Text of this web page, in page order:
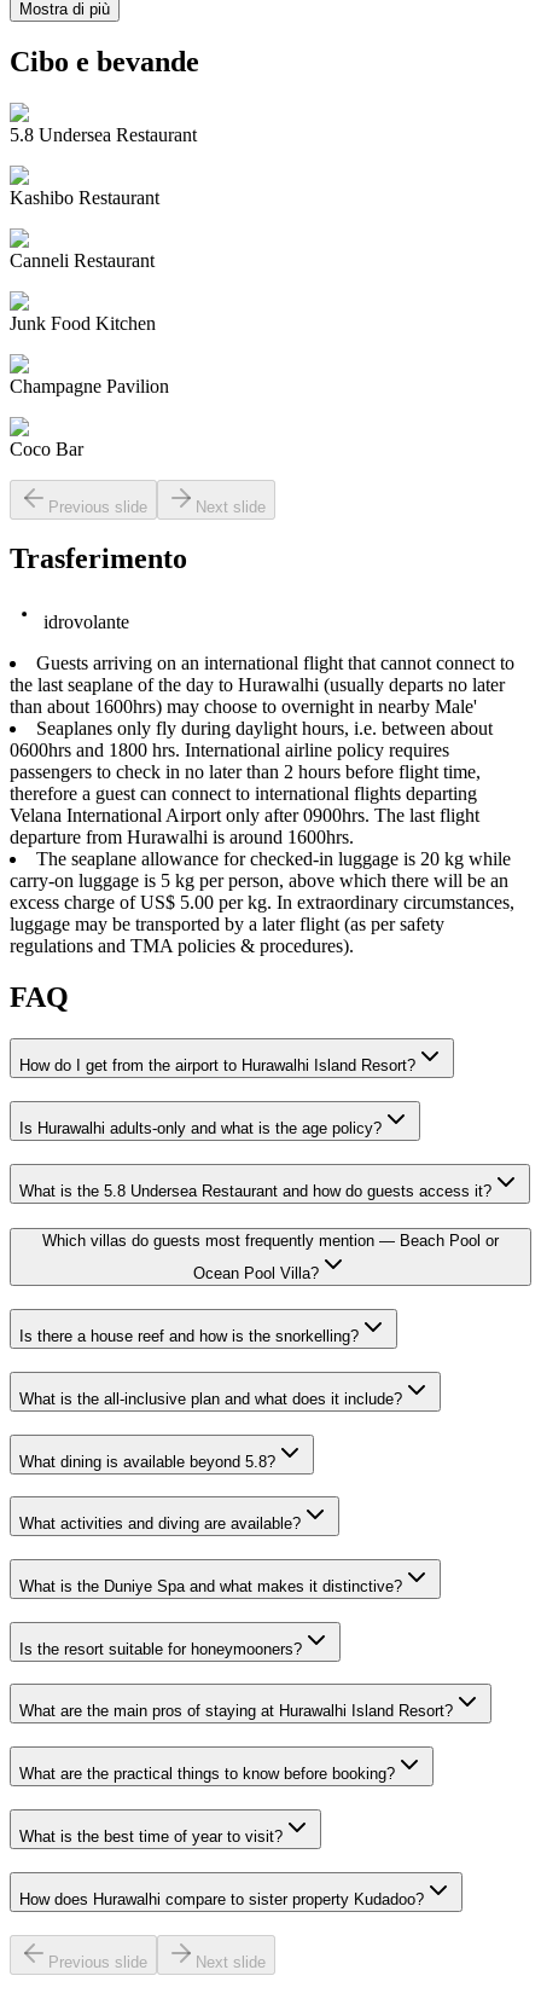
Mostra di più
Cibo e bevande
5.8 Undersea Restaurant
Kashibo Restaurant
Canneli Restaurant
Junk Food Kitchen
Champagne Pavilion
Coco Bar
Previous slide Next slide
Trasferimento
idrovolante
Guests arriving on an international flight that cannot connect to
the last seaplane of the day to Hurawalhi (usually departs no later
than about 1600hrs) may choose to overnight in nearby Male'
Seaplanes only fly during daylight hours, i.e. between about
0600hrs and 1800 hrs. International airline policy requires
passengers to check in no later than 2 hours before flight time,
therefore a guest can connect to international flights departing
Velana International Airport only after 0900hrs. The last flight
departure from Hurawalhi is around 1600hrs.
The seaplane allowance for checked-in luggage is 20 kg while
carry-on luggage is 5 kg per person, above which there will be an
excess charge of US$ 5.00 per kg. In extraordinary circumstances,
luggage may be transported by a later flight (as per safety
regulations and TMA policies & procedures).
FAQ
How do I get from the airport to Hurawalhi Island Resort?
Is Hurawalhi adults-only and what is the age policy?
What is the 5.8 Undersea Restaurant and how do guests access it?
Which villas do guests most frequently mention — Beach Pool or
Ocean Pool Villa?
Is there a house reef and how is the snorkelling?
What is the all-inclusive plan and what does it include?
What dining is available beyond 5.8?
What activities and diving are available?
What is the Duniye Spa and what makes it distinctive?
Is the resort suitable for honeymooners?
What are the main pros of staying at Hurawalhi Island Resort?
What are the practical things to know before booking?
What is the best time of year to visit?
How does Hurawalhi compare to sister property Kudadoo?
Previous slide Next slide